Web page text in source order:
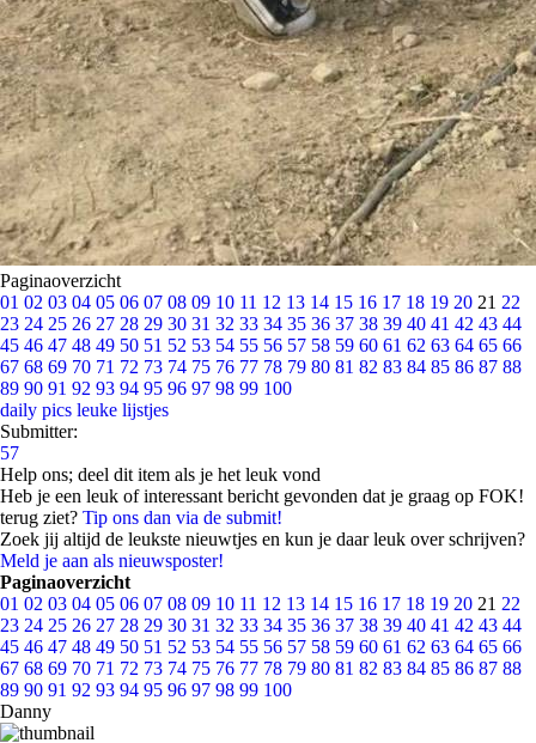
Paginaoverzicht
01 02 03 04 05 06 07 08 09 10 11 12 13 14 15 16 17 18 19 20 21 22
23 24 25 26 27 28 29 30 31 32 33 34 35 36 37 38 39 40 41 42 43 44
45 46 47 48 49 50 51 52 53 54 55 56 57 58 59 60 61 62 63 64 65 66
67 68 69 70 71 72 73 74 75 76 77 78 79 80 81 82 83 84 85 86 87 88
89 90 91 92 93 94 95 96 97 98 99 100
daily pics leuke lijstjes
Submitter:
57
Help ons; deel dit item als je het leuk vond
Heb je een leuk of interessant bericht gevonden dat je graag op FOK!
terug ziet? Tip ons dan via de submit!
Zoek jij altijd de leukste nieuwtjes en kun je daar leuk over schrijven?
Meld je aan als nieuwsposter!
Paginaoverzicht
01 02 03 04 05 06 07 08 09 10 11 12 13 14 15 16 17 18 19 20 21 22
23 24 25 26 27 28 29 30 31 32 33 34 35 36 37 38 39 40 41 42 43 44
45 46 47 48 49 50 51 52 53 54 55 56 57 58 59 60 61 62 63 64 65 66
67 68 69 70 71 72 73 74 75 76 77 78 79 80 81 82 83 84 85 86 87 88
89 90 91 92 93 94 95 96 97 98 99 100
Danny